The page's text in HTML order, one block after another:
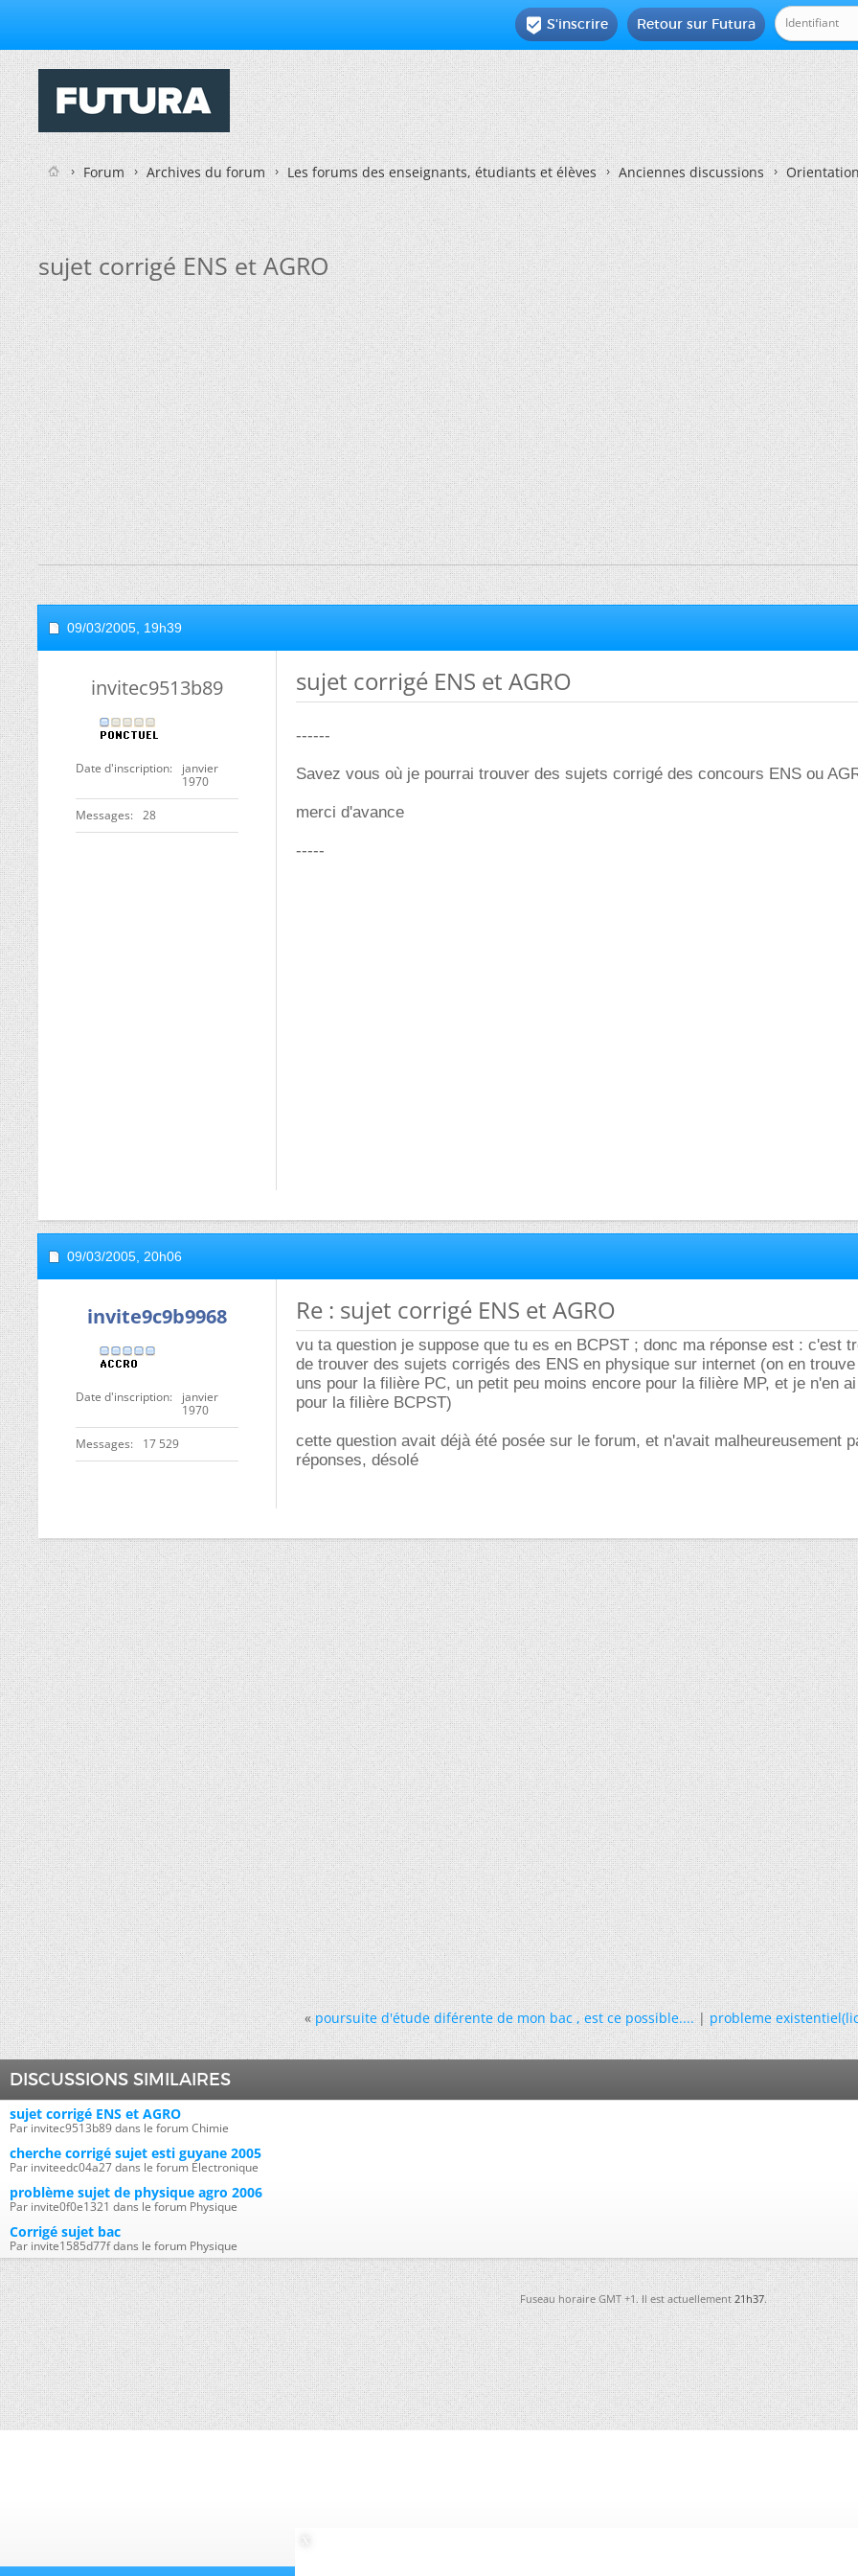
Retour sur Futura
 S'inscrire
Forum Archives du forum Les forums des enseignants, étudiants et élèves Anciennes discussions
sujet corrigé ENS et AGRO
09/03/2005, 19h39
invitec9513b89
Date d'inscription
janvier
1970
Messages 28
sujet corrigé ENS et AGRO
------
Savez vous où je pourrai trouver des sujets corrigé des concours ENS ou
merci d'avance
-----
09/03/2005, 20h06
invite9c9b9968
Date d'inscription
janvier
1970
Messages 17 529
Re : sujet corrigé ENS et AGRO
vu ta question je suppose que tu es en BCPST ; donc ma réponse est : c'est
de trouver des sujets corrigés des ENS en physique sur internet (on en
uns pour la filière PC, un petit peu moins encore pour la filière MP, et je n'en
pour la filière BCPST)
cette question avait déjà été posée sur le forum, et n'avait malheureusement
réponses, désolé
« poursuite d'étude diférente de mon bac , est ce possible....|probleme
DISCUSSIONS SIMILAIRES
sujet corrigé ENS et AGRO
Par invitec9513b89 dans le forum Chimie
cherche corrigé sujet esti guyane 2005
Par inviteedc04a27 dans le forum Électronique
problème sujet de physique agro 2006
Par invite0f0e1321 dans le forum Physique
Corrigé sujet bac
Par invite1585d77f dans le forum Physique
Fuseau horaire GMT +1. Il est actuellement21h37.